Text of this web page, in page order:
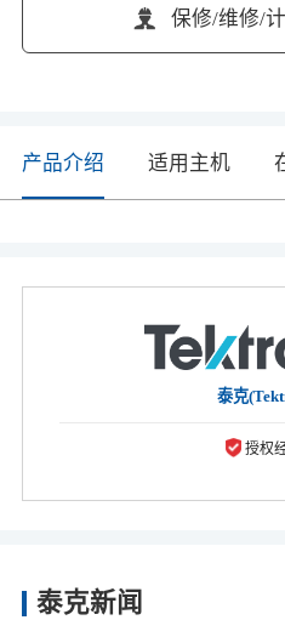
保修/维修/
产品介绍 适用主机
泰克
授权
泰克新闻